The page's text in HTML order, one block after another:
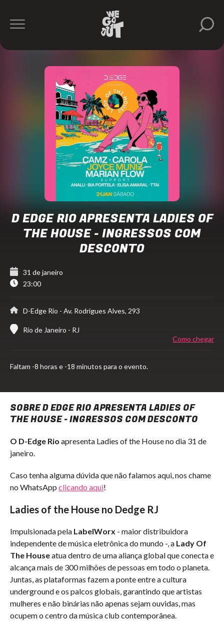
Rio
D EDGE RIO APRESENTA LADIES OF
THE HOUSE - INGRESSOS COM
DESCONTO
31 de janeiro
23:00
D-Edge Rio - Av. Rodrigues Alves, 293
Rio de Janeiro - RJ
Como chegar
Faltam -8 horas e -18 minutos para o evento.
SOBRE D EDGE RIO APRESENTA LADIES OF
THE HOUSE - INGRESSOS COM DESCONTO
O D-Edge Rio apresenta Ladies of the House no dia 31 de
janeiro.
Caso tenha alguma dúvida que não falamos aqui, nos chame
no WhatsApp clicando aqui!
Ladies of the House no Dedge RJ
Impulsionada pela LabelWorx - maior distribuidora
independente de música eletrônica do mundo -, a Lady Of
The Houseatua dentro de uma aliança global que conecta e
alcança mais de 300 milhões de pessoas em todo o planeta.
Juntas, as plataformas fazem a ponte entre a cultura
underground e os palcos globais, garantindo que artistas
mulheres e não binárias não apenas sejam ouvidas, mas
ocupem o centro da música club contemporânea.